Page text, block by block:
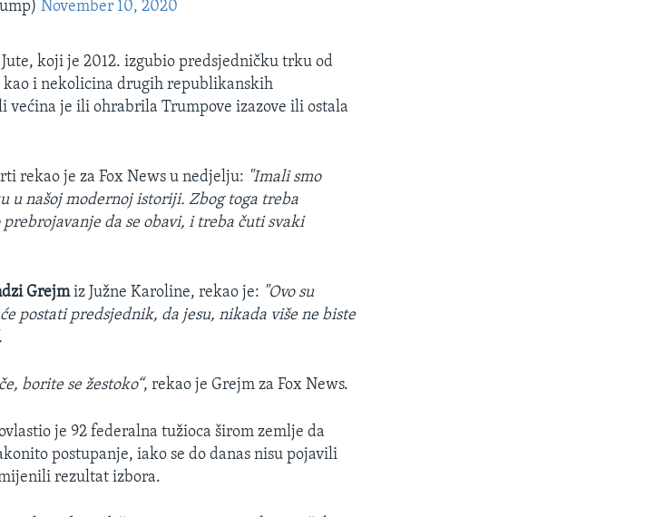
November 10, 2020
koji je 2012. izgubio predsjedničku trku od
kao i nekolicina drugih republikanskih
većina je ili ohrabrila Trumpove izazove ili ostala
rekao je za Fox News u nedjelju: "Imali smo
našoj modernoj istoriji. Zbog toga treba
da se obavi, i treba čuti svaki
Grejmiz Južne Karoline, rekao je: "Ovo su
postati predsjednik, da jesu, nikada više ne biste
borite se žestoko“, rekao je Grejm za Fox News.
je 92 federalna tužioca širom zemlje da
postupanje, iako se do danas nisu pojavili
rezultat izbora.